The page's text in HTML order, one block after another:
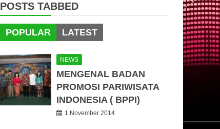
POSTS TABBED
POPULAR LATEST
NEWS
MENGENAL BADAN
PROMOSI PARIWISATA
INDONESIA ( BPPI)
1 November 2014